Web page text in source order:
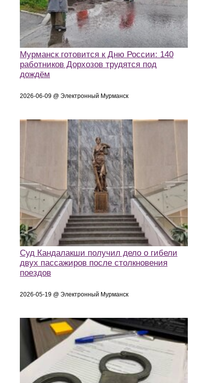
Мурманск готовится к Дню России: 140
работников Дорхозов трудятся под
дождём
2026-06-09 @ Электронный Мурманск
Суд Кандалакши получил дело о гибели
двух пассажиров после столкновения
поездов
2026-05-19 @ Электронный Мурманск